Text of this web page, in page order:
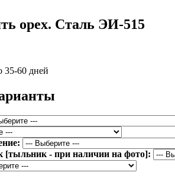
орех. Сталь ЭИ-515
35-60 дней
[тыльник - при наличии на фото]: